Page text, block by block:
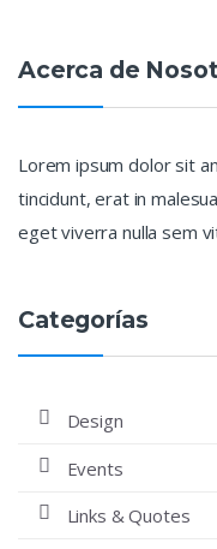
Acerca de
Lorem ipsum dolor sit
tincidunt, erat in
eget viverra nulla sem
Categorías
Design
Events
Links & Quotes